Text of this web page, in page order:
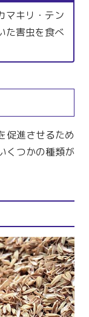
マキリ・テン
た害虫を食べ
促進させるため
くつかの種類が